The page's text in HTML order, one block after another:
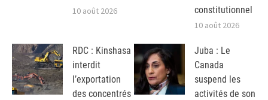
10 août 2026
constitutionnel
10 août 2026
RDC : Kinshasa
interdit
l’exportation
des concentrés
Juba : Le
Canada
suspend les
activités de son